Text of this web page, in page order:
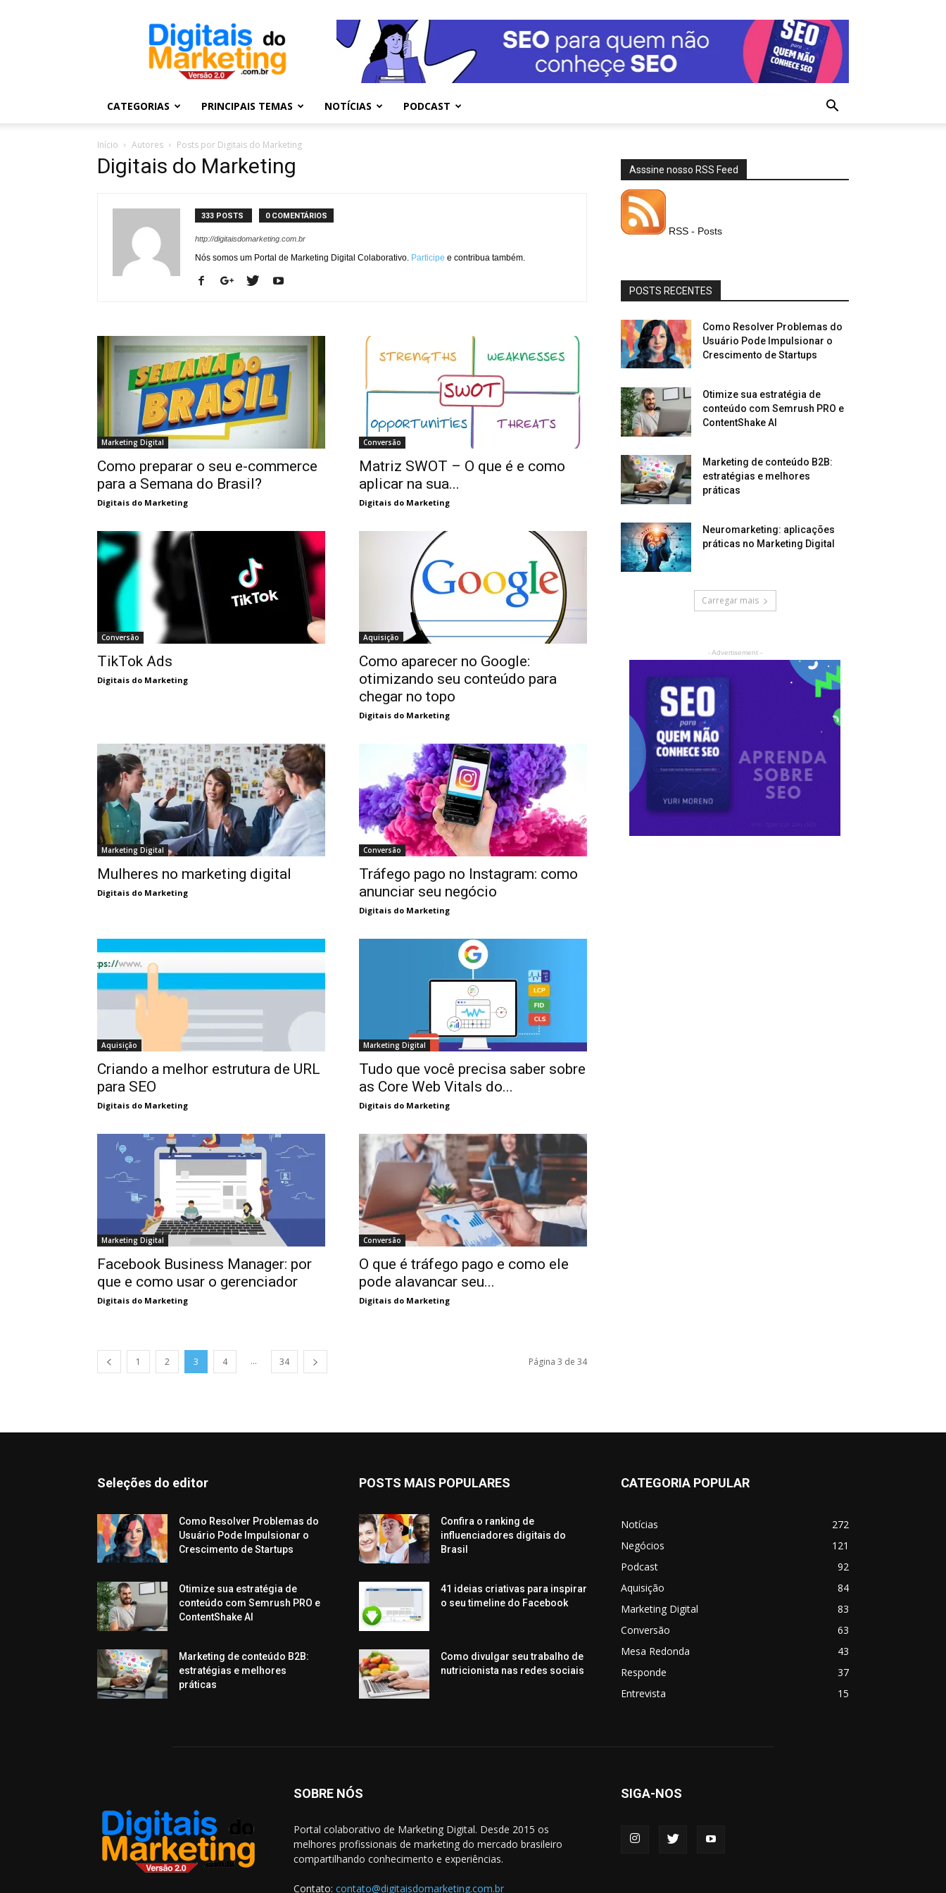
Digitais
Marketing
CATEGORIAS PRINCIPAIS TEMAS NOTÍCIAS PODCAST
Início Autores Posts por Digitais do Marketing
Digitais do Marketing
333 POSTS 0 COMENTÁRIOS
http://digitaisdomarketing.com.br
Nós somos um Portal de Marketing Digital Colaborativo. Participe e contribua também.
Marketing Digital
Como preparar o seu e-commerce
para a Semana do Brasil?
Digitais do Marketing
Conversão
Matriz SWOT – O que é e como
aplicar na sua...
Digitais do Marketing
Conversão
TikTok Ads
Digitais do Marketing
Aquisição
Como aparecer no Google:
otimizando seu conteúdo para
chegar no topo
Digitais do Marketing
Marketing Digital
Mulheres no marketing digital
Digitais do Marketing
Conversão
Tráfego pago no Instagram: como
anunciar seu negócio
Digitais do Marketing
Aquisição
Criando a melhor estrutura de URL
para SEO
Digitais do Marketing
Marketing Digital
Tudo que você precisa saber sobre
as Core Web Vitals do...
Digitais do Marketing
Marketing Digital
Facebook Business Manager: por
que e como usar o gerenciador
Digitais do Marketing
Conversão
O que é tráfego pago e como ele
pode alavancar seu...
Digitais do Marketing
1 2 3 4 ... 34 Página 3 de 34
Asssine nosso RSS Feed
RSS - Posts
POSTS RECENTES
Como Resolver Problemas do
Usuário Pode Impulsionar o
Crescimento de Startups
Otimize sua estratégia de
conteúdo com Semrush PRO e
ContentShake AI
Marketing de conteúdo B2B:
estratégias e melhores
práticas
Neuromarketing: aplicações
práticas no Marketing Digital
Carregar mais
- Advertisement -
Seleções do editor
Como Resolver Problemas do
Usuário Pode Impulsionar o
Crescimento de Startups
Otimize sua estratégia de
conteúdo com Semrush PRO e
ContentShake AI
Marketing de conteúdo B2B:
estratégias e melhores
práticas
POSTS MAIS POPULARES
Confira o ranking de
influenciadores digitais do
Brasil
41 ideias criativas para inspirar
o seu timeline do Facebook
Como divulgar seu trabalho de
nutricionista nas redes sociais
CATEGORIA POPULAR
Notícias
272
Negócios
121
Podcast
92
Aquisição
84
Marketing Digital
83
Conversão
63
Mesa Redonda
43
Responde
37
Entrevista
15
SOBRE NÓS
Portal colaborativo de Marketing Digital. Desde 2015 os
melhores profissionais de marketing do mercado brasileiro
compartilhando conhecimento e experiências.
Contato: contato@digitaisdomarketing.com.br
SIGA-NOS